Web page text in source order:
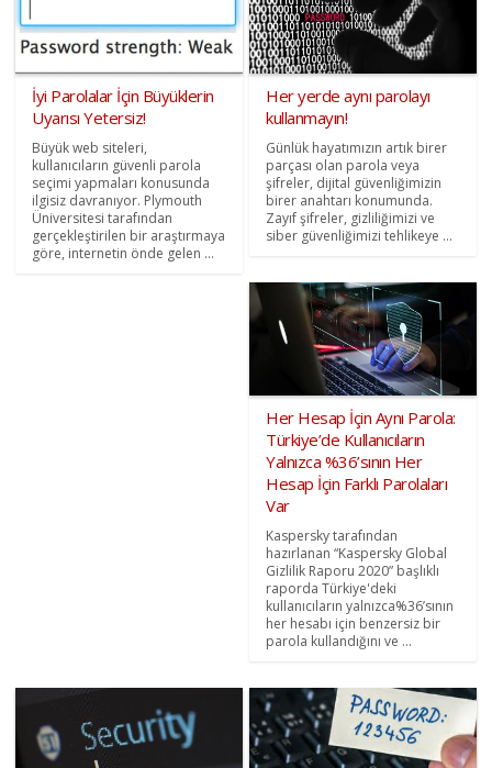
İyi Parolalar İçin Büyüklerin
Uyarısı Yetersiz!
Büyük web siteleri,
kullanıcıların güvenli parola
seçimi yapmaları konusunda
ilgisiz davranıyor. Plymouth
Üniversitesi tarafından
gerçekleştirilen bir araştırmaya
göre, internetin önde gelen ...
Her yerde aynı parolayı
kullanmayın!
Günlük hayatımızın artık birer
parçası olan parola veya
şifreler, dijital güvenliğimizin
birer anahtarı konumunda.
Zayıf şifreler, gizliliğimizi ve
siber güvenliğimizi tehlikeye ...
Her Hesap İçin Aynı Parola:
Türkiye’de Kullanıcıların
Yalnızca %36’sının Her
Hesap İçin Farklı Parolaları
Var
Kaspersky tarafından
hazırlanan “Kaspersky Global
Gizlilik Raporu 2020” başlıklı
raporda Türkiye'deki
kullanıcıların yalnızca%36’sının
her hesabı için benzersiz bir
parola kullandığını ve ...